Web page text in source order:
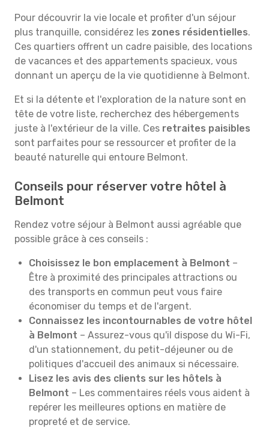
Pour découvrir la vie locale et profiter d'un séjour
plus tranquille, considérez les zones résidentielles.
Ces quartiers offrent un cadre paisible, des locations
de vacances et des appartements spacieux, vous
donnant un aperçu de la vie quotidienne à Belmont.
Et si la détente et l'exploration de la nature sont en
tête de votre liste, recherchez des hébergements
juste à l'extérieur de la ville. Ces retraites paisibles
sont parfaites pour se ressourcer et profiter de la
beauté naturelle qui entoure Belmont.
Conseils pour réserver votre hôtel à
Belmont
Rendez votre séjour à Belmont aussi agréable que
possible grâce à ces conseils :
Choisissez le bon emplacement à Belmont –
Être à proximité des principales attractions ou
des transports en commun peut vous faire
économiser du temps et de l'argent.
Connaissez les incontournables de votre hôtel
à Belmont – Assurez-vous qu'il dispose du Wi-Fi,
d'un stationnement, du petit-déjeuner ou de
politiques d'accueil des animaux si nécessaire.
Lisez les avis des clients sur les hôtels à
Belmont – Les commentaires réels vous aident à
repérer les meilleures options en matière de
propreté et de service.